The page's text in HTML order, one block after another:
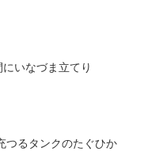
いなづま立てり
つるタンクのたぐひか